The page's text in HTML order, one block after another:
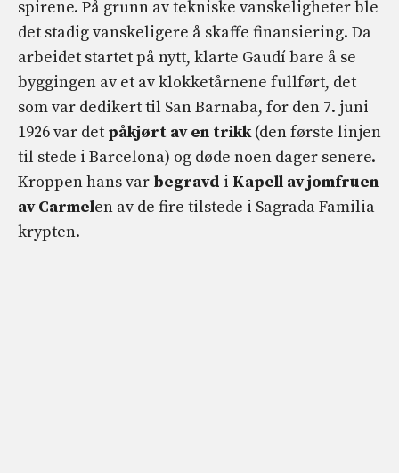
spirene. På grunn av tekniske vanskeligheter ble
det stadig vanskeligere å skaffe finansiering. Da
arbeidet startet på nytt, klarte Gaudí bare å se
byggingen av et av klokketårnene fullført, det
som var dedikert til San Barnaba, for den 7. juni
1926 var det påkjørt av en trikk(den første linjen
til stede i Barcelona) og døde noen dager senere.
Kroppen hans var begravd i Kapell av jomfruen
av Carmelen av de fire tilstede i Sagrada Familia-
krypten.